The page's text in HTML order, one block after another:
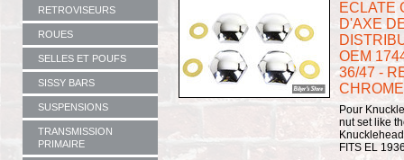
RETROVISEURS
ROUES
SELLES ET POUFS
SISSY BARS
SUSPENSIONS
TRANSMISSION
PRIMAIRE
ECLATE
D'AXE
OEM
36/47 -
Pour
nut set like
FITS EL